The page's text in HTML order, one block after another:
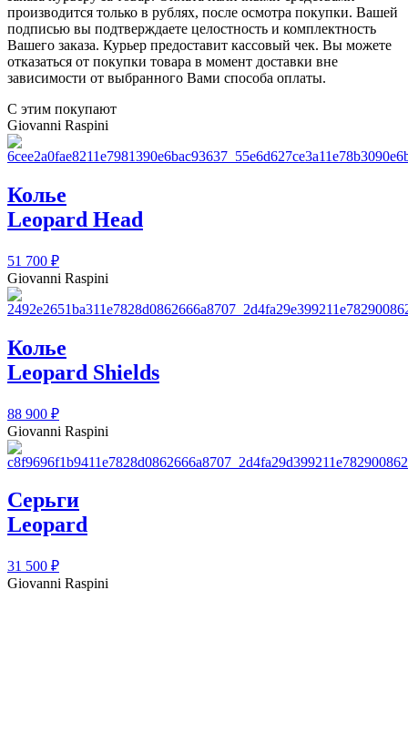
производится только в рублях, после осмотра покупки. Вашей
подписью вы подтверждаете целостность и комплектность
Вашего заказа. Курьер предоставит кассовый чек. Вы можете
отказаться от покупки товара в момент доставки вне
зависимости от выбранного Вами способа оплаты.
С этим покупают
Giovanni Raspini
Колье
Leopard Head
51 700 ₽
Giovanni Raspini
Колье
Leopard Shields
88 900 ₽
Giovanni Raspini
Серьги
Leopard
31 500 ₽
Giovanni Raspini